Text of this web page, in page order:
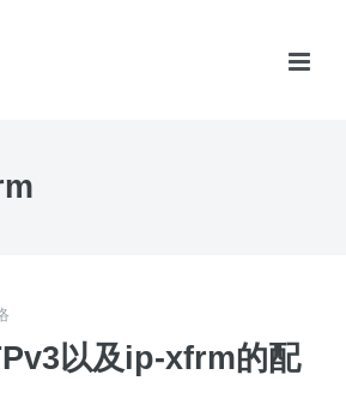
以及ip-xfrm的配